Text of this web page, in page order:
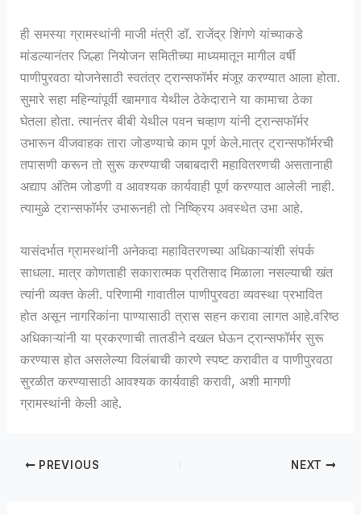
ही समस्या ग्रामस्थांनी माजी मंत्री डॉ. राजेंद्र शिंगणे यांच्याकडे
मांडल्यानंतर जिल्हा नियोजन समितीच्या माध्यमातून मागील वर्षी
पाणीपुरवठा योजनेसाठी स्वतंत्र ट्रान्सफॉर्मर मंजूर करण्यात आला होता.
सुमारे सहा महिन्यांपूर्वी खामगाव येथील ठेकेदाराने या कामाचा ठेका
घेतला होता. त्यानंतर बीबी येथील पवन चव्हाण यांनी ट्रान्सफॉर्मर
उभारून वीजवाहक तारा जोडण्याचे काम पूर्ण केले.मात्र ट्रान्सफॉर्मरची
तपासणी करून तो सुरू करण्याची जबाबदारी महावितरणची असतानाही
अद्याप अंतिम जोडणी व आवश्यक कार्यवाही पूर्ण करण्यात आलेली नाही.
त्यामुळे ट्रान्सफॉर्मर उभारूनही तो निष्क्रिय अवस्थेत उभा आहे.
यासंदर्भात ग्रामस्थांनी अनेकदा महावितरणच्या अधिकाऱ्यांशी संपर्क
साधला. मात्र कोणताही सकारात्मक प्रतिसाद मिळाला नसल्याची खंत
त्यांनी व्यक्त केली. परिणामी गावातील पाणीपुरवठा व्यवस्था प्रभावित
होत असून नागरिकांना पाण्यासाठी त्रास सहन करावा लागत आहे.वरिष्ठ
अधिकाऱ्यांनी या प्रकरणाची तातडीने दखल घेऊन ट्रान्सफॉर्मर सुरू
करण्यास होत असलेल्या विलंबाची कारणे स्पष्ट करावीत व पाणीपुरवठा
सुरळीत करण्यासाठी आवश्यक कार्यवाही करावी, अशी मागणी
ग्रामस्थांनी केली आहे.
PREVIOUS NEXT